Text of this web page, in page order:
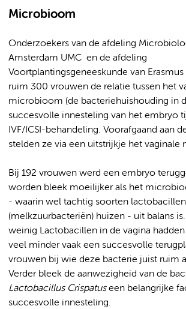
Microbioom
Onderzoekers van de afdeling
Amsterdam UMC en de afdeling
Voortplantingsgeneeskunde van
ruim 300 vrouwen de relatie tussen het
microbioom (de bacteriehuishouding in
succesvolle innesteling van het embryo
IVF/ICSI-behandeling. Voorafgaand aan
stelden ze via een uitstrijkje het vaginale
Bij 192 vrouwen werd een embryo
worden bleek moeilijker als het
- waarin wel tachtig soorten lactobacillen
(melkzuurbacteriën) huizen - uit balans
weinig Lactobacillen in de vagina
veel minder vaak een succesvolle
vrouwen bij wie deze bacterie juist ruim
Verder bleek de aanwezigheid van de
Lactobacillus Crispatuseen belangrijke
succesvolle innesteling.